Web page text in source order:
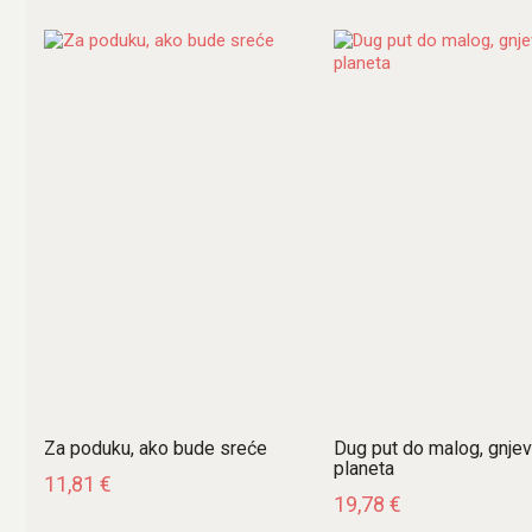
Za poduku, ako bude sreće
11,81 €
Dug put do malog,
planeta
19,78 €